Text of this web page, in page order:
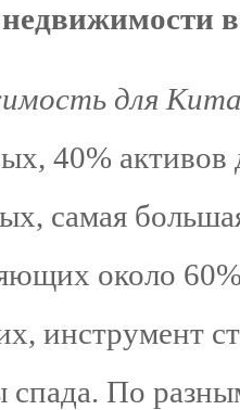
для
40% активов
самая
около
инструмент
спада. По